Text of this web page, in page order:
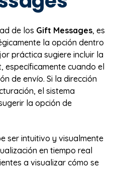
de los Gift Messages, es
la opción dentro
práctica sugiere incluir la
específicamente cuando el
de envío. Si la dirección
el sistema
la opción de
ser intuitivo y visualmente
en tiempo real
a visualizar cómo se